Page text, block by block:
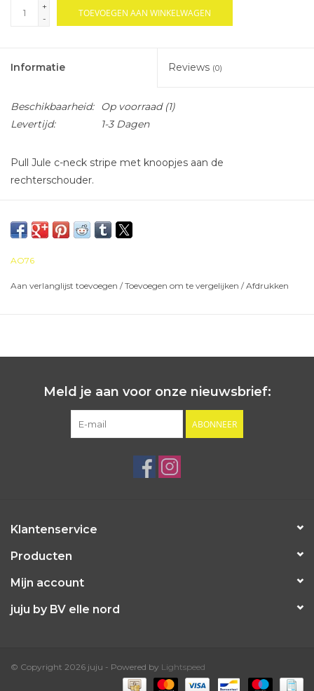
+
-
TOEVOEGEN AAN WINKELWAGEN
Informatie Reviews (0)
Beschikbaarheid: Op voorraad(1)
Levertijd:
1-3 Dagen
Pull Jule c-neck stripe met knoopjes aan de
rechterschouder.
AO76
Aan verlanglijst toevoegen /Toevoegen om te vergelijken /Afdrukken
Meld je aan voor onze nieuwsbrief:
ABONNEER
Klantenservice
Producten
Mijn account
juju by BV elle nord
© Copyright 2026 juju - Powered by Lightspeed